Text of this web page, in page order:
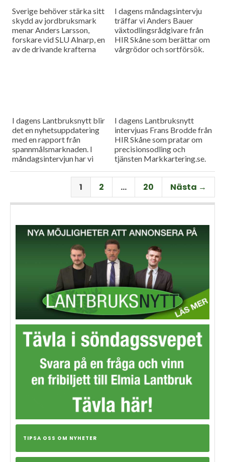
Sverige behöver stärka sitt
skydd av jordbruksmark
menar Anders Larsson,
forskare vid SLU Alnarp, en
av de drivande krafterna
I dagens måndagsintervju
träffar vi Anders Bauer
växtodlingsrådgivare från
HIR Skåne som berättar om
vårgrödor och sortförsök.
I dagens Lantbruksnytt blir
det en nyhetsuppdatering
med en rapport från
spannmålsmarknaden. I
måndagsintervjun har vi
Per Larsson som idag har
rollen som senior advisor på
I dagens Lantbruksnytt
intervjuas Frans Brodde från
HIR Skåne som pratar om
precisionsodling och
tjänsten Markkartering.se.
nyhetsuppdatering med en
rapport från
spannmålsmarknaden.
1 2 … 20 Nästa →
TIPSA OSS OM NYHETER